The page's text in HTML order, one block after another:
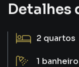
Detalhes
2 quartos
1 banheiro